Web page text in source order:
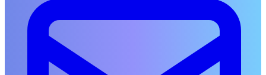
JASIS 2025
HOME